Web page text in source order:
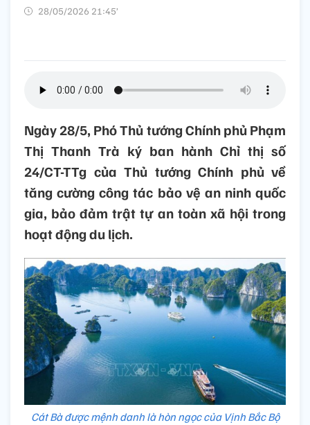
28/05/2026 21:45’
Ngày 28/5, Phó Thủ tướng Chính phủ Phạm
Thị Thanh Trà ký ban hành Chỉ thị số
24/CT-TTg của Thủ tướng Chính phủ về
tăng cường công tác bảo vệ an ninh quốc
gia, bảo đảm trật tự an toàn xã hội trong
hoạt động du lịch.
Cát Bà được mệnh danh là hòn ngọc của Vịnh Bắc Bộ